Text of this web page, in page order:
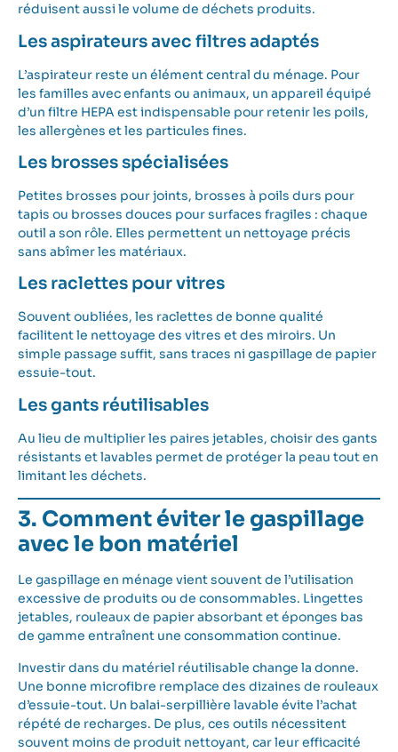
réduisent aussi le volume de déchets produits.
Les aspirateurs avec filtres adaptés
L’aspirateur reste un élément central du ménage. Pour
les familles avec enfants ou animaux, un appareil équipé
d’un filtre HEPA est indispensable pour retenir les poils,
les allergènes et les particules fines.
Les brosses spécialisées
Petites brosses pour joints, brosses à poils durs pour
tapis ou brosses douces pour surfaces fragiles : chaque
outil a son rôle. Elles permettent un nettoyage précis
sans abîmer les matériaux.
Les raclettes pour vitres
Souvent oubliées, les raclettes de bonne qualité
facilitent le nettoyage des vitres et des miroirs. Un
simple passage suffit, sans traces ni gaspillage de papier
essuie-tout.
Les gants réutilisables
Au lieu de multiplier les paires jetables, choisir des gants
résistants et lavables permet de protéger la peau tout en
limitant les déchets.
3. Comment éviter le gaspillage
avec le bon matériel
Le gaspillage en ménage vient souvent de l’utilisation
excessive de produits ou de consommables. Lingettes
jetables, rouleaux de papier absorbant et éponges bas
de gamme entraînent une consommation continue.
Investir dans du matériel réutilisable change la donne.
Une bonne microfibre remplace des dizaines de rouleaux
d’essuie-tout. Un balai-serpillière lavable évite l’achat
répété de recharges. De plus, ces outils nécessitent
souvent moins de produit nettoyant, car leur efficacité